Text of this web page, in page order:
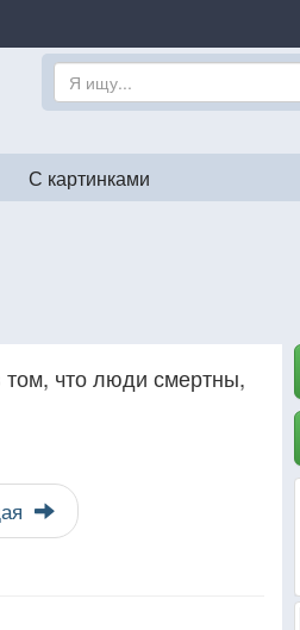
С картинками
что люди смертны,